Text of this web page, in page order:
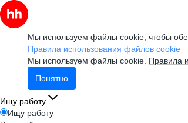
Мы используем файлы cookie, чтобы
Правила использования файлов cookie
Мы используем файлы cookie. Правила
Понятно
Ищу работу
Ищу работу